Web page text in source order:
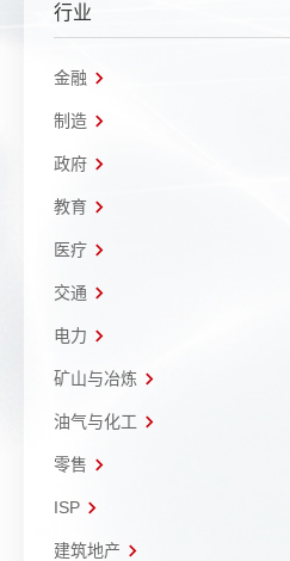
行业
金融
制造
政府
教育
医疗
交通
电力
矿山与冶炼
油气与化工
零售
ISP
建筑地产